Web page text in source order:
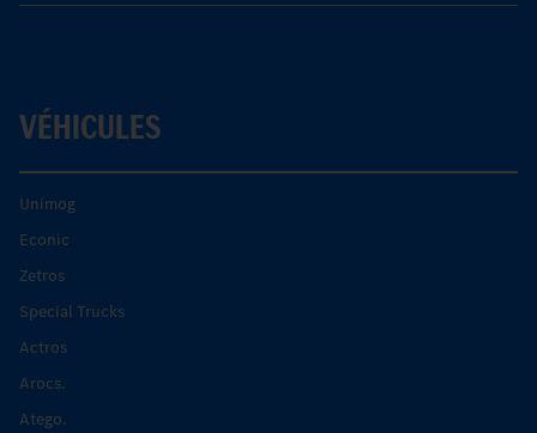
VÉHICULES
Unimog
Econic
Zetros
Special Trucks
Actros
Arocs.
Atego.